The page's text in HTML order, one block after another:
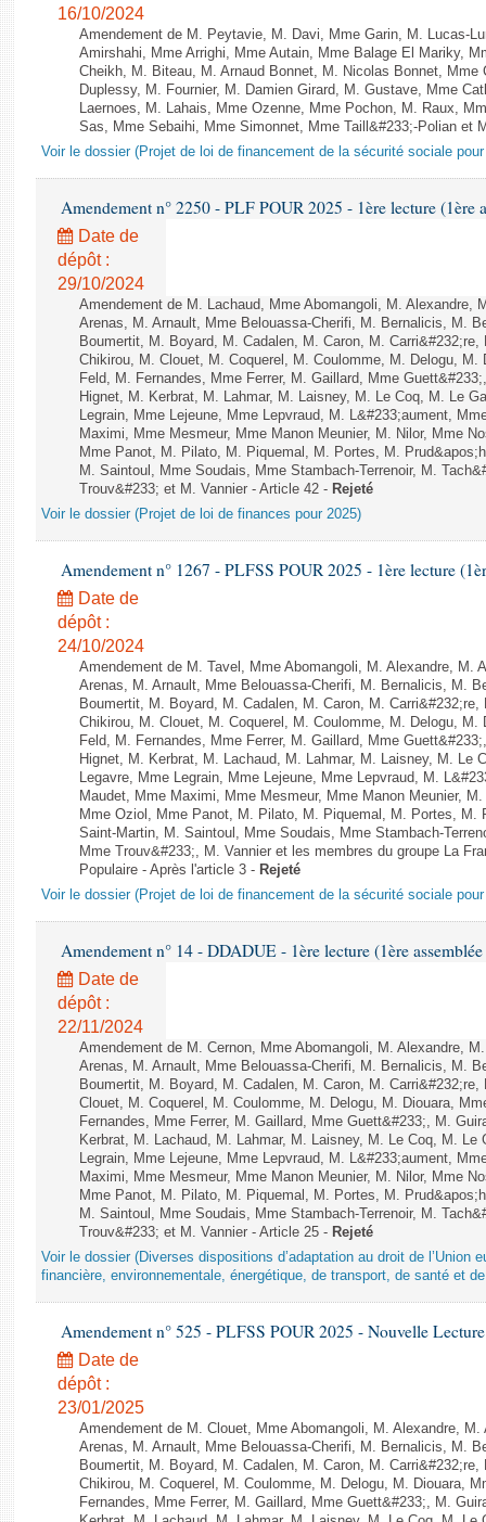
16/10/2024
Amendement de M. Peytavie, M. Davi, Mme Garin, M. Lucas-
Amirshahi, Mme Arrighi, Mme Autain, Mme Balage El Mariky,
Cheikh, M. Biteau, M. Arnaud Bonnet, M. Nicolas Bonnet, Mme
Duplessy, M. Fournier, M. Damien Girard, M. Gustave, Mme
Laernoes, M. Lahais, Mme Ozenne, Mme Pochon, M. Raux,
Sas, Mme Sebaihi, Mme Simonnet, Mme Taill&#233;-Polian et
Voir le dossier (Projet de loi de financement de la sécurité sociale pour
Amendement n° 2250 - PLF POUR 2025 - 1ère lecture (1ère
Date de
dépôt :
29/10/2024
Amendement de M. Lachaud, Mme Abomangoli, M. Alexandre,
Arenas, M. Arnault, Mme Belouassa-Cherifi, M. Bernalicis, M.
Boumertit, M. Boyard, M. Cadalen, M. Caron, M.
Chikirou, M. Clouet, M. Coquerel, M. Coulomme, M. Delogu, M.
Feld, M. Fernandes, Mme Ferrer, M. Gaillard, Mme
Hignet, M. Kerbrat, M. Lahmar, M. Laisney, M. Le Coq, M. Le
Legrain, Mme Lejeune, Mme Lepvraud, M. L&#233;aument,
Maximi, Mme Mesmeur, Mme Manon Meunier, M. Nilor, Mme
Mme Panot, M. Pilato, M. Piquemal, M. Portes, M.
M. Saintoul, Mme Soudais, Mme Stambach-Terrenoir, M.
Trouv&#233; et M. Vannier - Article 42 - Rejeté
Voir le dossier (Projet de loi de finances pour 2025)
Amendement n° 1267 - PLFSS POUR 2025 - 1ère lecture
Date de
dépôt :
24/10/2024
Amendement de M. Tavel, Mme Abomangoli, M. Alexandre, M.
Arenas, M. Arnault, Mme Belouassa-Cherifi, M. Bernalicis, M.
Boumertit, M. Boyard, M. Cadalen, M. Caron, M.
Chikirou, M. Clouet, M. Coquerel, M. Coulomme, M. Delogu, M.
Feld, M. Fernandes, Mme Ferrer, M. Gaillard, Mme
Hignet, M. Kerbrat, M. Lachaud, M. Lahmar, M. Laisney, M. Le
Legavre, Mme Legrain, Mme Lejeune, Mme Lepvraud, M.
Maudet, Mme Maximi, Mme Mesmeur, Mme Manon Meunier,
Mme Oziol, Mme Panot, M. Pilato, M. Piquemal, M. Portes, M.
Saint-Martin, M. Saintoul, Mme Soudais, Mme Stambach-
Mme Trouv&#233;, M. Vannier et les membres du groupe La
Populaire - Après l'article 3 - Rejeté
Voir le dossier (Projet de loi de financement de la sécurité sociale pour
Amendement n° 14 - DDADUE - 1ère lecture (1ère
Date de
dépôt :
22/11/2024
Amendement de M. Cernon, Mme Abomangoli, M. Alexandre,
Arenas, M. Arnault, Mme Belouassa-Cherifi, M. Bernalicis, M.
Boumertit, M. Boyard, M. Cadalen, M. Caron, M.
Clouet, M. Coquerel, M. Coulomme, M. Delogu, M. Diouara,
Fernandes, Mme Ferrer, M. Gaillard, Mme Guett&#233;, M.
Kerbrat, M. Lachaud, M. Lahmar, M. Laisney, M. Le Coq, M. Le
Legrain, Mme Lejeune, Mme Lepvraud, M. L&#233;aument,
Maximi, Mme Mesmeur, Mme Manon Meunier, M. Nilor, Mme
Mme Panot, M. Pilato, M. Piquemal, M. Portes, M.
M. Saintoul, Mme Soudais, Mme Stambach-Terrenoir, M.
Trouv&#233; et M. Vannier - Article 25 - Rejeté
Voir le dossier (Diverses dispositions d’adaptation au droit de l’Union
financière, environnementale, énergétique, de transport, de santé et
Amendement n° 525 - PLFSS POUR 2025 - Nouvelle
Date de
dépôt :
23/01/2025
Amendement de M. Clouet, Mme Abomangoli, M. Alexandre,
Arenas, M. Arnault, Mme Belouassa-Cherifi, M. Bernalicis, M.
Boumertit, M. Boyard, M. Cadalen, M. Caron, M.
Chikirou, M. Coquerel, M. Coulomme, M. Delogu, M. Diouara,
Fernandes, Mme Ferrer, M. Gaillard, Mme Guett&#233;, M.